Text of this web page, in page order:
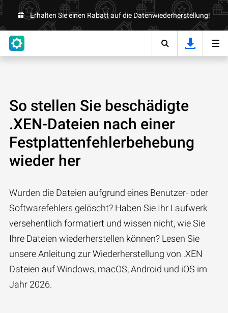
Erhalten Sie einen Rabatt auf die Datenwiederherstellung!
So stellen Sie beschädigte
.XEN-Dateien nach einer
Festplattenfehlerbehebung
wieder her
Wurden die Dateien aufgrund eines Benutzer- oder
Softwarefehlers gelöscht? Haben Sie Ihr Laufwerk
versehentlich formatiert und wissen nicht, wie Sie
Ihre Dateien wiederherstellen können? Lesen Sie
unsere Anleitung zur Wiederherstellung von .XEN
Dateien auf Windows, macOS, Android und iOS im
Jahr 2026.